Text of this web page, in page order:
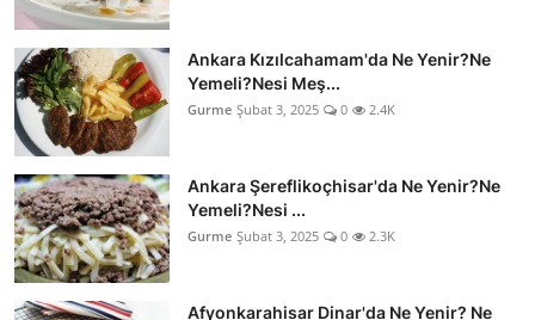
İçecek Kültürü & Rehberleri
Popüler Kültür & Mutfak Tarihi
Mutfak Temizliği & Pratik Bilgiler
Anne & Bebek Beslenmesi
Mutfak Sırları & Teknikler
Gıda Sözlüğü & Nedir?
Ankara Kızılcahamam'da Ne Yenir?Ne
Yemeli?Nesi Meş...
Gurme Şubat 3, 2025 0 2.4K
Ankara Şereflikoçhisar'da Ne Yenir?Ne
Yemeli?Nesi ...
Gurme Şubat 3, 2025 0 2.3K
Afyonkarahisar Dinar'da Ne Yenir? Ne